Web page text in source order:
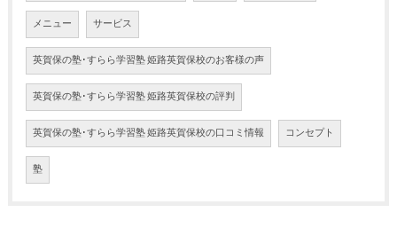
メニュー サービス
英賀保の塾･すらら学習塾 姫路英賀保校のお客様の声
英賀保の塾･すらら学習塾 姫路英賀保校の評判
英賀保の塾･すらら学習塾 姫路英賀保校の口コミ情報 コンセプト
塾